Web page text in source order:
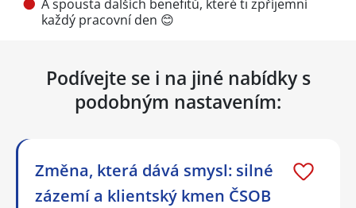
A spousta dalších benefitů, které ti zpříjemní
každý pracovní den 😊
Podívejte se i na jiné nabídky s
podobným nastavením:
Změna, která dává smysl: silné
zázemí a klientský kmen ČSOB